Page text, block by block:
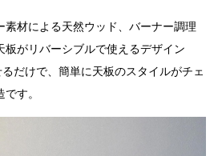
素材による天然ウッド、バーナー調理
板がリバーシブルで使えるデザイン
だけで、簡単に天板のスタイルがチェ
す。